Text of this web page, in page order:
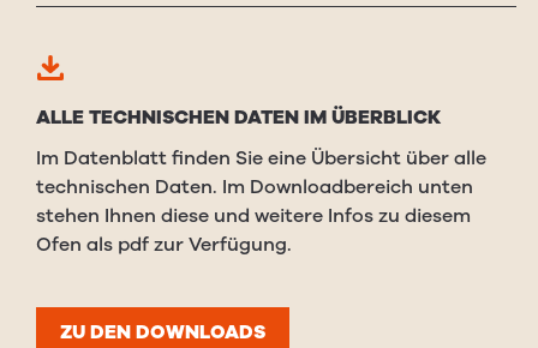
ALLE TECHNISCHEN DATEN IM ÜBERBLICK
Im Datenblatt finden Sie eine Übersicht über alle
technischen Daten. Im Downloadbereich unten
stehen Ihnen diese und weitere Infos zu diesem
Ofen als pdf zur Verfügung.
ZU DEN DOWNLOADS